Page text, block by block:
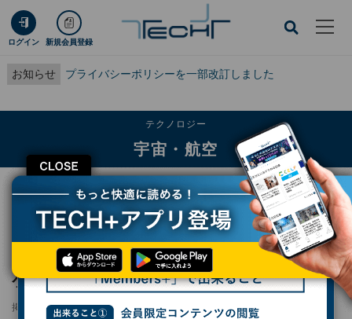
ログイン 新規会員登録
お知らせ プライバシーポリシーを一部改訂しました
CLOSE
テクノロジー
宇宙・航空
TECH+ テクノロジー
宇宙・航空
ISTがシリーズF資金調達で89億円を調達、ロケットZEROの開発などを加速
ISTがシリーズF資金調達で89億円を調達、ロ
ケットZEROの開発などを加速
掲載日 2025/07/10 20:23